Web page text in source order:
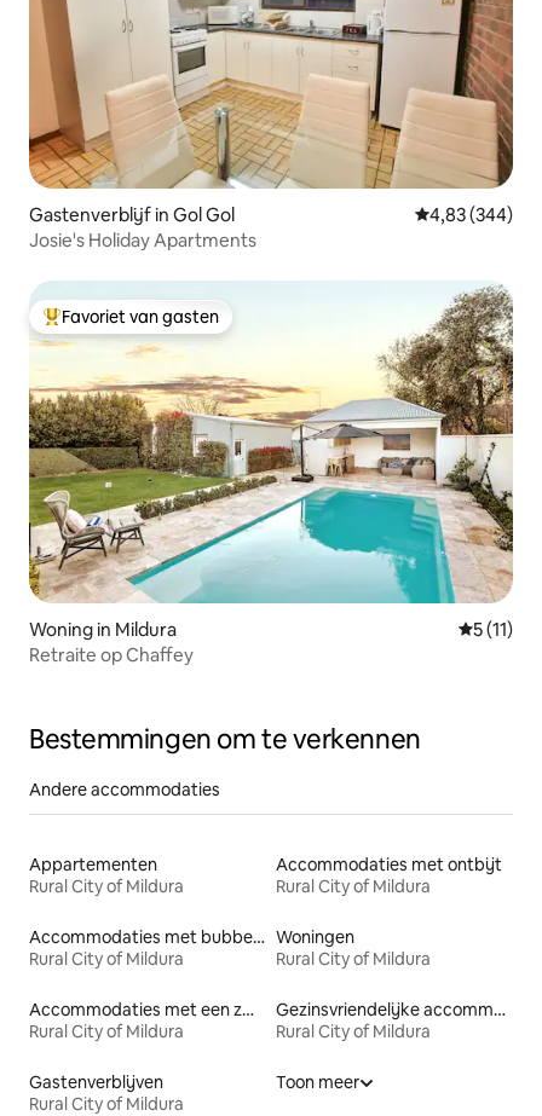
Gastenverblijf in Gol Gol Gemiddelde
4,83 (344)
Josie's Holiday Apartments
Topfavoriet van gasten
Favoriet van gasten
Woning in Mildura
5 (11)
Retraite op Chaffey
Bestemmingen om te verkennen
Andere accommodaties
Appartementen
Rural City of Mildura
Accommodaties met ontbijt
Rural City of Mildura
Accommodaties met bubbelbad
Rural City of Mildura
Woningen
Rural City of Mildura
Accommodaties met een zwembad
Rural City of Mildura
Gezinsvriendelijke accommodaties
Rural City of Mildura
Gastenverblijven
Rural City of Mildura
Toon meer